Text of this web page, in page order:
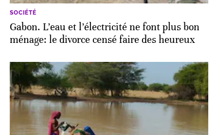
SOCIÉTÉ
Gabon. L’eau et l’électricité ne font plus bon
ménage: le divorce censé faire des heureux